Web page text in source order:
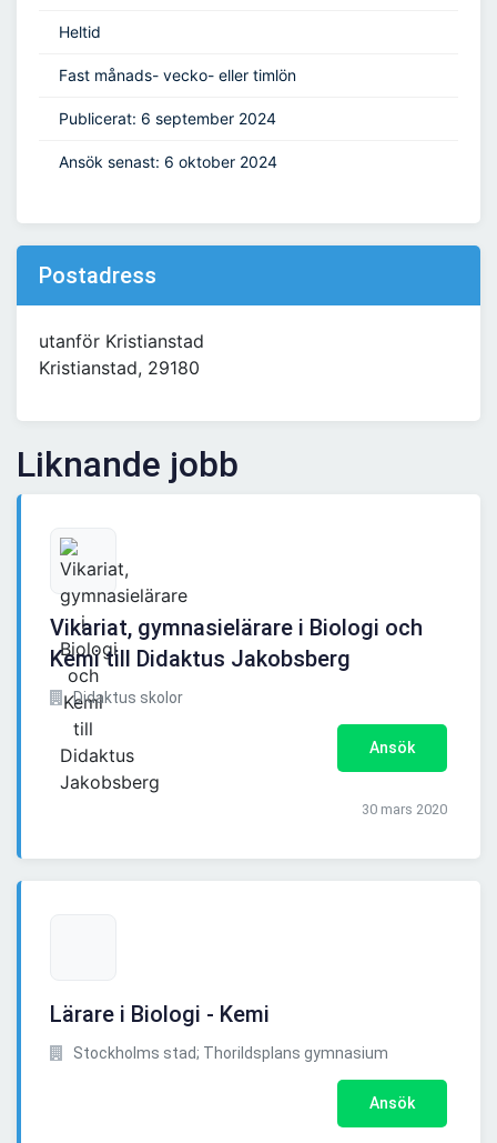
Heltid
Fast månads- vecko- eller timlön
Publicerat: 6 september 2024
Ansök senast: 6 oktober 2024
Postadress
utanför Kristianstad
Kristianstad, 29180
Liknande jobb
Vikariat, gymnasielärare i Biologi och
Kemi till Didaktus Jakobsberg
Didaktus skolor
Ansök
30 mars 2020
Lärare i Biologi - Kemi
Stockholms stad; Thorildsplans gymnasium
Ansök